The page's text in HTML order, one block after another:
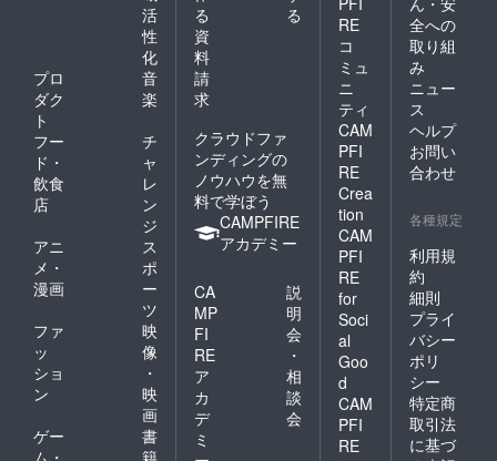
活
性
化
プロ
ダク
ト
音
楽
フー
ド・
飲食
店
チ
ャ
レ
ン
ジ
アニ
メ・
漫画
ス
ポ
ー
ツ
ファ
ッ
ショ
ン
映
像
・
映
画
ゲー
書
る
る
資
料
請
求
クラウドファ
ンディングの
ノウハウを無
料で学ぼう
CAMPFIRE
アカデミー
CA
MP
FI
RE
ア
カ
デ
ミ
説
明
会
・
相
談
会
RE
コ
ミュ
ニ
ティ
CAM
PFI
RE
Crea
tion
CAM
PFI
RE
for
Soci
al
Goo
d
CAM
PFI
RE
全への
取り組
み
ニュー
ス
ヘルプ
お問い
合わせ
各種規定
利用規
約
細則
プライ
バシー
ポリ
シー
特定商
取引法
に基づ